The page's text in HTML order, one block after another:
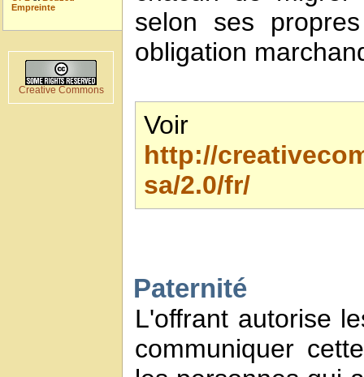
Empreinte
Creative Commons
selon ses
obligation
Voir
http://
sa/2.0/fr/
Paternité
L'offrant autorise
communiquer